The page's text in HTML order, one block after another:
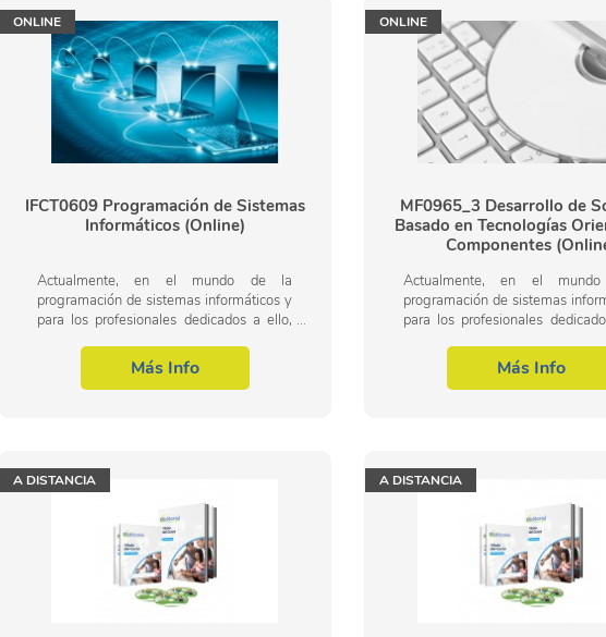
ONLINE
IFCT0609 Programación de Sistemas
Informáticos (Online)
Actualmente, en el mundo de la
programación de sistemas informáticos y
para los profesionales dedicados a ello,
de unas especificaciones concretas,...
Más Info
ONLINE
MF0965_3 Desarrollo de
Basado en Tecnologías
Componentes
Actualmente, en el
programación de sistemas
para los profesionales
de unas especificaciones
Más Info
A DISTANCIA A DISTANCIA